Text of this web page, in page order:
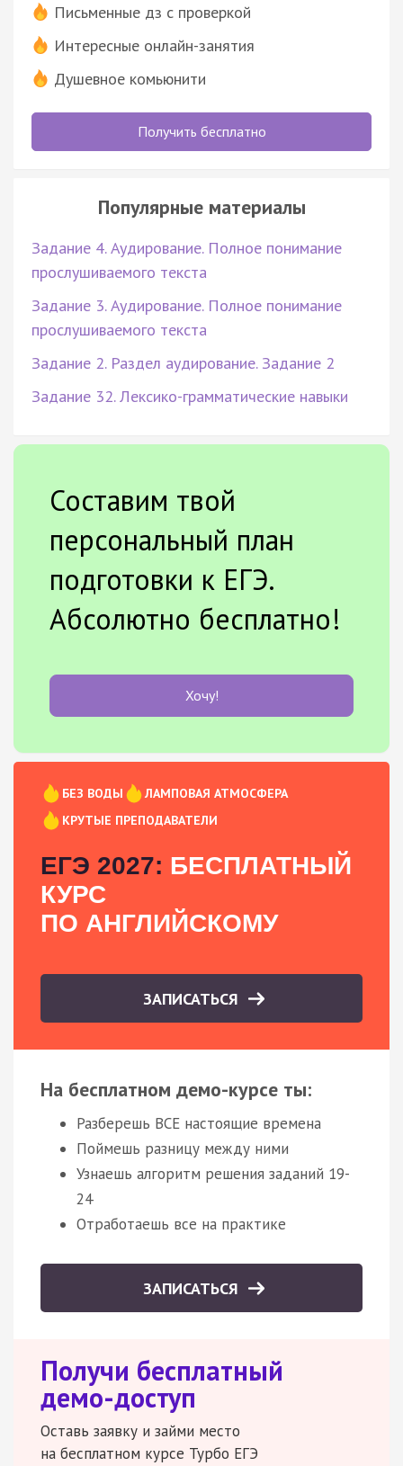
Письменные дз с проверкой
Интересные онлайн-занятия
Душевное комьюнити
Получить бесплатно
Популярные материалы
Задание 4. Аудирование. Полное понимание
прослушиваемого текста
Задание 3. Аудирование. Полное понимание
прослушиваемого текста
Задание 2. Раздел аудирование. Задание 2
Задание 32. Лексико-грамматические навыки
Составим твой
персональный план
подготовки к ЕГЭ.
Абсолютно бесплатно!
Хочу!
БЕЗ ВОДЫ
ЛАМПОВАЯ АТМОСФЕРА
КРУТЫЕ ПРЕПОДАВАТЕЛИ
ЕГЭ 2027: БЕСПЛАТНЫЙ
КУРС
ПО АНГЛИЙСКОМУ
ЗАПИСАТЬСЯ
На бесплатном демо-курсе ты:
Разберешь ВСЕ настоящие времена
Поймешь разницу между ними
Узнаешь алгоритм решения заданий 19-
24
Отработаешь все на практике
ЗАПИСАТЬСЯ
Получи бесплатный
демо-доступ
Оставь заявку и займи место
на бесплатном курсе Турбо ЕГЭ